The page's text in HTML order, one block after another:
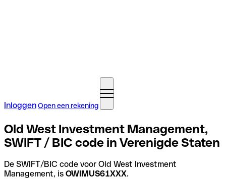
InloggenOpen een rekening
Old West Investment Management,
SWIFT / BIC code in Verenigde Staten
De SWIFT/BIC code voor Old West Investment
Management, is OWIMUS61XXX.